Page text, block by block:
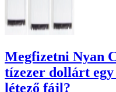
Megfizetni Nyan
tízezer dollárt
létező fájl?